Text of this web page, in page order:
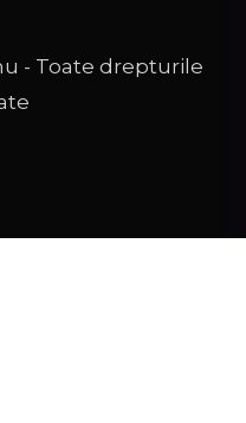
- Toate drepturile